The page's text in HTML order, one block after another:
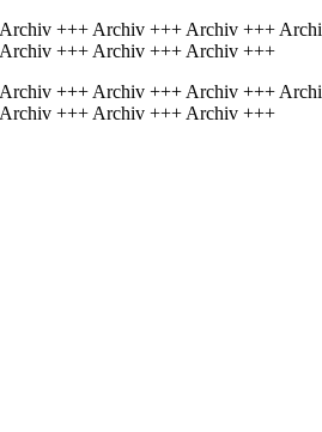
+++ Archiv +++ Archiv +++
+++ Archiv +++ Archiv +++
+++ Archiv +++ Archiv +++
+++ Archiv +++ Archiv +++